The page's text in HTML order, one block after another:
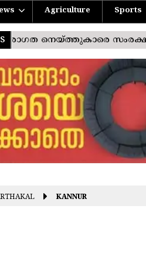
Agriculture Sports
KANNUR